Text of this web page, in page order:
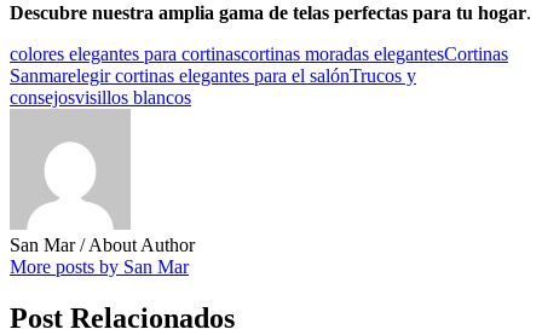
Descubre nuestra amplia gama de telas perfectas para tu hogar.
colores elegantes para cortinascortinas moradas elegantesCortinas
Sanmarelegir cortinas elegantes para el salónTrucos y
consejosvisillos blancos
San Mar/ About Author
More posts by San Mar
Post Relacionados